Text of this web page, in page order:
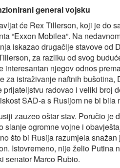
general vojsku
će Rex Tillerson, koji je do
“Exxon Mobilea”. Na
iskazao drugačije stavove od
za razliku od svog
njegov odnos
za istraživanje naftnih
radovao i veliki broj
SAD-a s Rusijom ne bi
zauzeo oštar stav. Poručio je
slanje ogromne vojne i
što bi Rusija razumjela
Istovremeno, nije želio Putina
senator Marco Rubio.